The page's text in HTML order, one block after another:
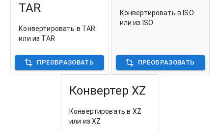
TAR
Конвертировать в TAR
или из TAR
ПРЕОБРАЗОВАТЬ
Конвертировать в ISO
или из ISO
ПРЕОБРАЗОВАТЬ
Конвертер XZ
Конвертировать в XZ
или из XZ